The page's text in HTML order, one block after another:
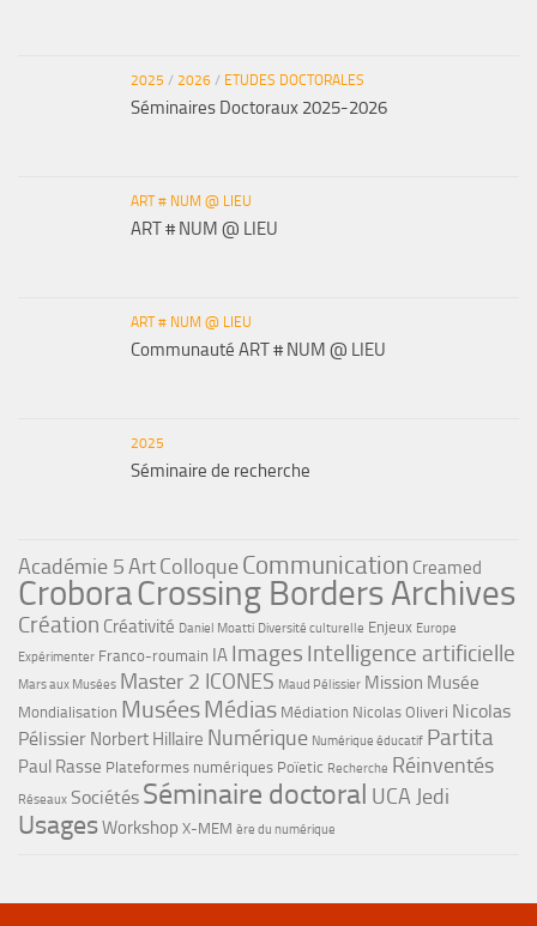
2025 / 2026 / ETUDES DOCTORALES
Séminaires Doctoraux 2025-2026
ART # NUM @ LIEU
ART # NUM @ LIEU
ART # NUM @ LIEU
Communauté ART # NUM @ LIEU
2025
Séminaire de recherche
Académie 5ArtColloqueCommunication Creamed
CroboraCrossing Borders Archives
Création Créativité Daniel Moatti Diversité culturelle Enjeux Europe
Expérimenter Franco-roumain IA Images Intelligence artificielle
Mars aux Musées Master 2 ICONES Maud Pélissier Mission Musée
Mondialisation MuséesMédias Médiation Nicolas Oliveri Nicolas
Pélissier Norbert Hillaire Numérique Numérique éducatif Partita
Paul Rasse Plateformes numériques Poïetic Recherche Réinventés
Réseaux Sociétés Séminaire doctoral UCA Jedi
UsagesWorkshop X-MEM ère du numérique